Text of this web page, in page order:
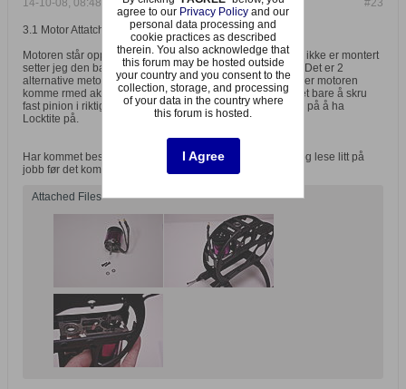
#23
14-10-08, 08:48
3.1 Motor Attatchment
Motoren står opp ned på alublokka. Siden mast og pinion ikke er montert
setter jeg den bare midlertidig fast med 2 stk 3mm skruer. Det er 2
alternative metoder for å skru fast pinion, men siden Hacker motoren
komme rmed aksel hvor den ene siden er flatslipt så er det bare å skru
fast pinion i riktig høyde i forhold til hoveddrevet og passe på å ha
Locktite på.
Har kommet bestydelig lenger, men må sortere litt bilder og lese litt på
jobb før det kommer mer......
Attached Files
agree to our Privacy Policy and our
personal data processing and
cookie practices as described
therein. You also acknowledge that
this forum may be hosted outside
your country and you consent to the
collection, storage, and processing
of your data in the country where
this forum is hosted.
I Agree